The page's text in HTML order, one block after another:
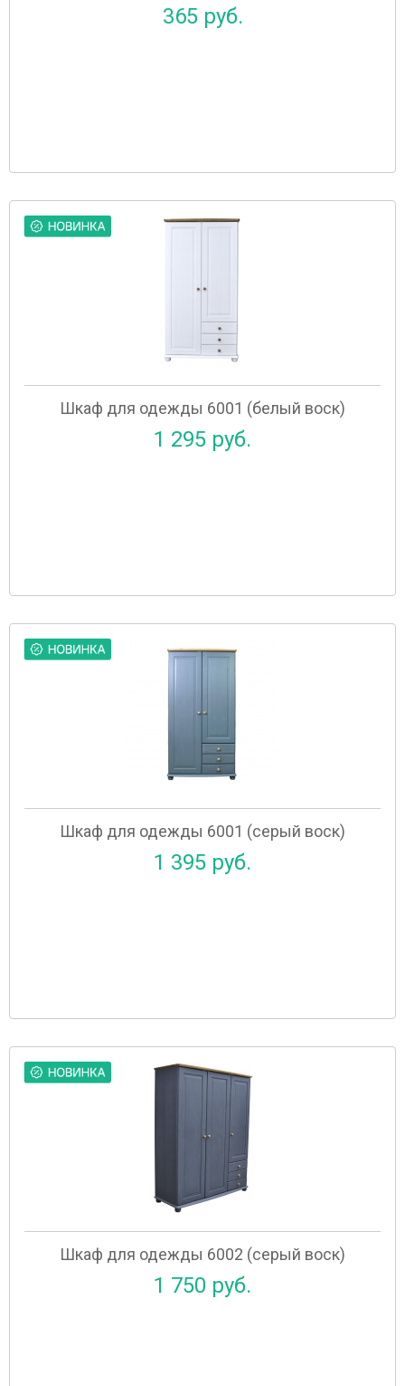
365 руб.
Шкаф для одежды 6001 (белый воск)
1 295 руб.
Шкаф для одежды 6001 (серый воск)
1 395 руб.
Шкаф для одежды 6002 (серый воск)
1 750 руб.